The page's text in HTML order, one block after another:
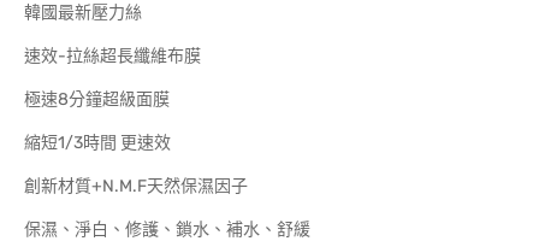
韓國最新壓力絲
速效-拉絲超長纖維布膜
極速8分鐘超級面膜
縮短1/3時間 更速效
創新材質+N.M.F天然保濕因子
保濕、淨白、修護、鎖水、補水、舒緩